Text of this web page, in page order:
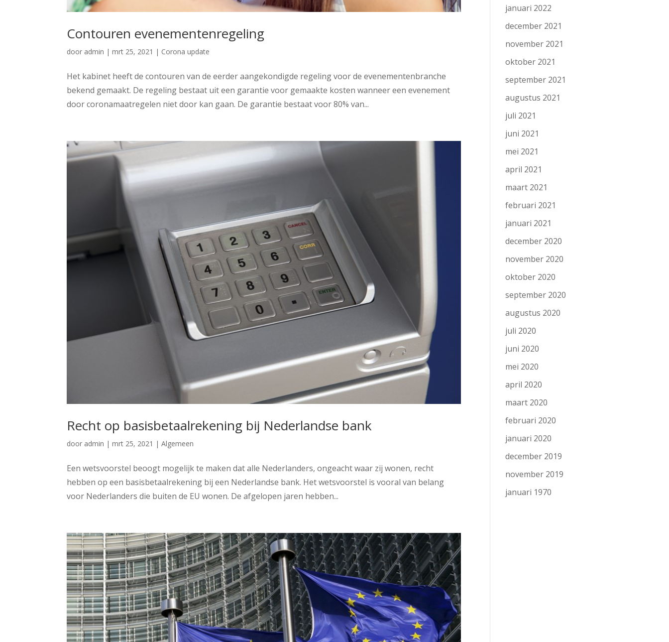
Contouren evenementenregeling
door admin |mrt 25, 2021 | Corona update
Het kabinet heeft de contouren van de eerder aangekondigde regeling voor de evenementenbranche
bekend gemaakt. De regeling bestaat uit een garantie voor gemaakte kosten wanneer een evenement
door coronamaatregelen niet door kan gaan. De garantie bestaat voor 80% van...
Recht op basisbetaalrekening bij Nederlandse bank
door admin |mrt 25, 2021 |Algemeen
Een wetsvoorstel beoogt mogelijk te maken dat alle Nederlanders, ongeacht waar zij wonen, recht
hebben op een basisbetaalrekening bij een Nederlandse bank. Het wetsvoorstel is vooral van belang
voor Nederlanders die buiten de EU wonen. De afgelopen jaren hebben...
januari 2022
december 2021
november 2021
oktober 2021
september 2021
augustus 2021
juli 2021
juni 2021
mei 2021
april 2021
maart 2021
februari 2021
januari 2021
december 2020
november 2020
oktober 2020
september 2020
augustus 2020
juli 2020
juni 2020
mei 2020
april 2020
maart 2020
februari 2020
januari 2020
december 2019
november 2019
januari 1970